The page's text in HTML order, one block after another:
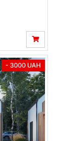
- 3000 UAH